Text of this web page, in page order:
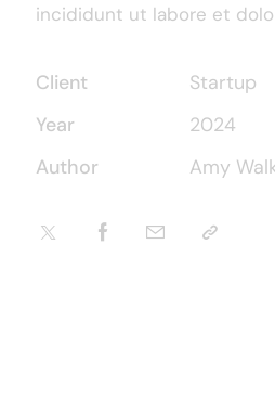
incididunt ut labore et
Client
Startup
Year
2024
Author
Amy